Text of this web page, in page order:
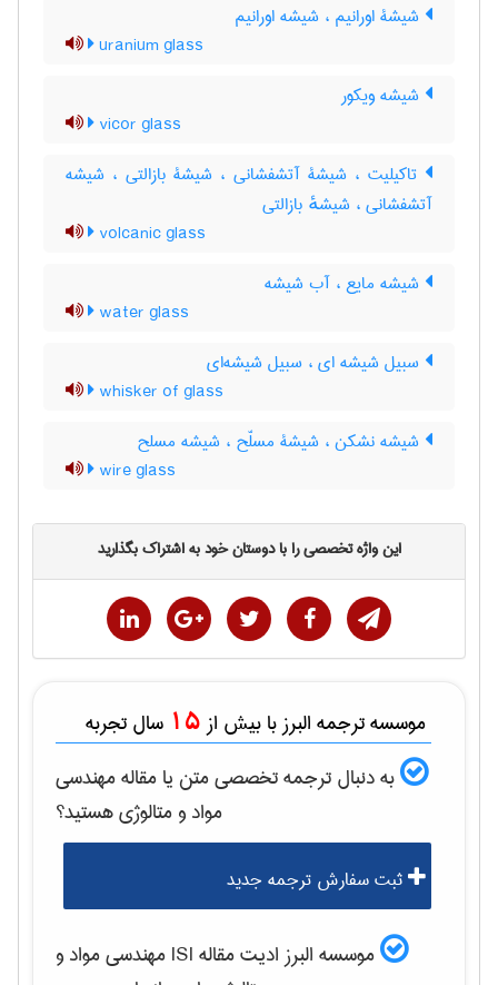
شیشۀ اورانیم ، شیشه اورانیم
uranium glass
شیشه ویکور
vicor glass
تاکیلیت ، شیشۀ آتشفشانی ، شیشۀ بازالتی ، شیشه
آتشفشانی ، شیشهٔ بازالتی
volcanic glass
شیشه مایع ، آب شیشه
water glass
سبیل شیشه ای ، سبیل شیشه‌ای
whisker of glass
شیشه نشکن ، شیشۀ مسلّح ، شیشه مسلح
wire glass
این واژه تخصصی را با دوستان خود به اشتراک بگذارید
موسسه ترجمه البرز با بیش از 15 سال تجربه
به دنبال ترجمه تخصصی متن یا مقالهمهندسی
مواد و متالوژیهستید؟
ثبت سفارش ترجمه جدید
موسسه البرز ادیت مقاله ISI
مهندسی مواد و